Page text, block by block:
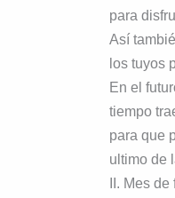
para
Así
los tuyos
En el
tiempo
para que
ultimo de
II. Mes